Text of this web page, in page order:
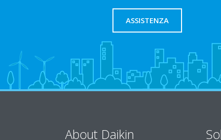
ASSISTENZA
About Daikin